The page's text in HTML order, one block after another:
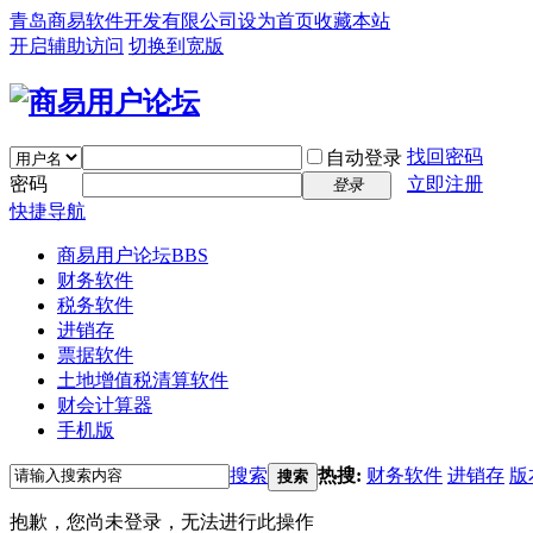
青岛商易软件开发有限公司 设为首页收藏本站
开启辅助访问 切换到宽版
自动登录 找回密码
密码
登录
立即注册
快捷导航
商易用户论坛BBS
财务软件
税务软件
进销存
票据软件
土地增值税清算软件
财会计算器
手机版
搜索 搜索 热搜: 财务软件 进销存 版
抱歉，您尚未登录，无法进行此操作